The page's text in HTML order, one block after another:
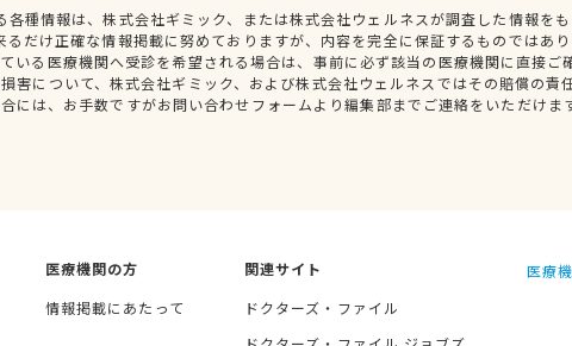
各種情報は、株式会社ギミック、または株式会社ウェルネスが調査した情報を
るだけ正確な情報掲載に努めておりますが、内容を完全に保証するものではあ
いる医療機関へ受診を希望される場合は、事前に必ず該当の医療機関に直接ご
害について、株式会社ギミック、および株式会社ウェルネスではその賠償の責
には、お手数ですがお問い合わせフォームより編集部までご連絡をいただけま
医療機関の方
情報掲載にあたって
関連サイト
ドクターズ・ファイル
医療